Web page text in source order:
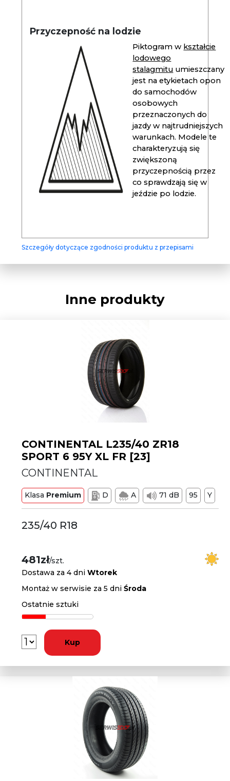
Przyczepność na lodzie
Piktogram w kształcie
lodowego
stalagmitu umieszczany
jest na etykietach opon
do samochodów
osobowych
przeznaczonych do
jazdy w najtrudniejszych
warunkach. Modele te
charakteryzują się
zwiększoną
przyczepnością przez
co sprawdzają się w
jeździe po lodzie.
Szczegóły dotyczące zgodności produktu z przepisami
Inne produkty
CONTINENTAL L235/40 ZR18
SPORT 6 95Y XL FR [23]
CONTINENTAL
Klasa Premium D A 71 dB 95 Y
235/40 R18
481zł/szt.
Dostawa za 4 dniWtorek
Montaż w serwisie za 5 dniŚroda
Ostatnie sztuki
Kup